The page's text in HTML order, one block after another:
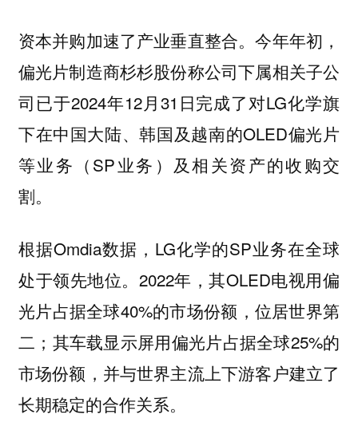
资本并购加速了产业垂直整合。今年年初，
偏光片制造商杉杉股份称公司下属相关子公
司已于2024年12月31日完成了对LG化学旗
下在中国大陆、韩国及越南的OLED偏光片
等业务（SP业务）及相关资产的收购交
割。
根据Omdia数据，LG化学的SP业务在全球
处于领先地位。2022年，其OLED电视用偏
光片占据全球40%的市场份额，位居世界第
二；其车载显示屏用偏光片占据全球25%的
市场份额，并与世界主流上下游客户建立了
长期稳定的合作关系。